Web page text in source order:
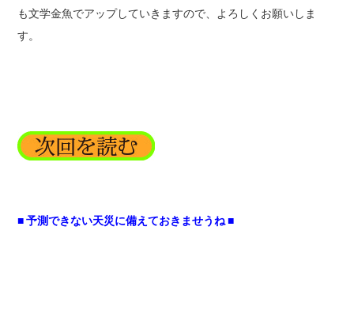
も文学金魚でアップしていきますので、よろしくお願いしま
す。
■ 予測できない天災に備えておきませうね ■